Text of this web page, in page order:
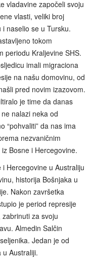
vladavine započeli svoju
vlasti, veliki broj
naselio se u Tursku.
tokom
periodu Kraljevine SHS.
imali migraciona
na našu domovinu, od
pred novim izazovom.
je time da danas
nalazi neka od
“pohvaliti” da nas ima
nezvaničnim
Bosne i Hercegovine.
Hercegovine u Australiju
historija Bošnjaka u
Nakon završetka
je period represije
za svoju
Almedin Salčin
Jedan je od
u Australiji.